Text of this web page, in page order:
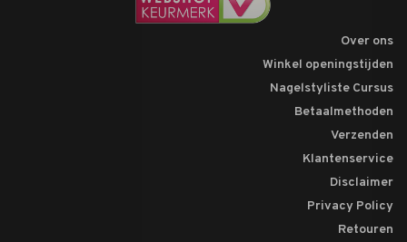
Over ons
Winkel openingstijden
Nagelstyliste Cursus
Betaalmethoden
Verzenden
Klantenservice
Disclaimer
Privacy Policy
Retouren